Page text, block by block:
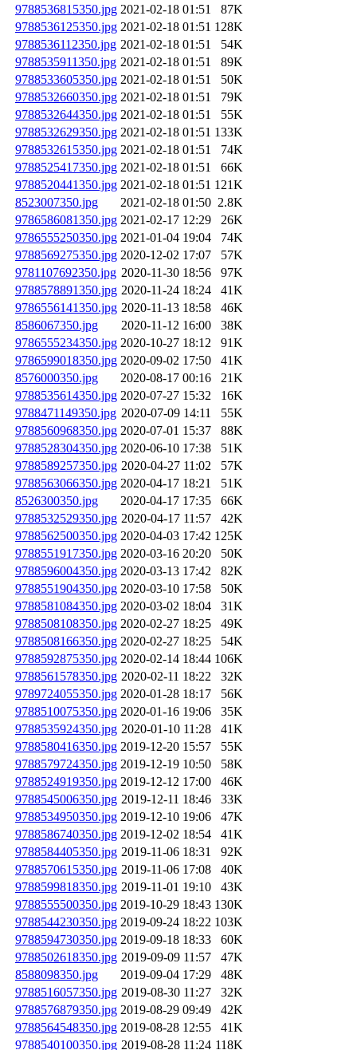
9788536815350.jpg 2021-02-18 01:51
87K
9788536125350.jpg 2021-02-18 01:51 128K
9788536112350.jpg 2021-02-18 01:51
54K
9788535911350.jpg 2021-02-18 01:51
89K
9788533605350.jpg 2021-02-18 01:51
50K
9788532660350.jpg 2021-02-18 01:51
79K
9788532644350.jpg 2021-02-18 01:51
55K
9788532629350.jpg 2021-02-18 01:51 133K
9788532615350.jpg 2021-02-18 01:51
74K
9788525417350.jpg 2021-02-18 01:51
66K
9788520441350.jpg 2021-02-18 01:51 121K
8523007350.jpg
2021-02-18 01:50 2.8K
9786586081350.jpg 2021-02-17 12:29
26K
9786555250350.jpg 2021-01-04 19:04
74K
9788569275350.jpg 2020-12-02 17:07
57K
9781107692350.jpg 2020-11-30 18:56
97K
9788578891350.jpg 2020-11-24 18:24
41K
9786556141350.jpg 2020-11-13 18:58
46K
8586067350.jpg
2020-11-12 16:00
38K
9786555234350.jpg 2020-10-27 18:12
91K
9786599018350.jpg 2020-09-02 17:50
41K
8576000350.jpg
2020-08-17 00:16
21K
9788535614350.jpg 2020-07-27 15:32
16K
9788471149350.jpg 2020-07-09 14:11
55K
9788560968350.jpg 2020-07-01 15:37
88K
9788528304350.jpg 2020-06-10 17:38
51K
9788589257350.jpg 2020-04-27 11:02
57K
9788563066350.jpg 2020-04-17 18:21
51K
8526300350.jpg
2020-04-17 17:35
66K
9788532529350.jpg 2020-04-17 11:57
42K
9788562500350.jpg 2020-04-03 17:42 125K
9788551917350.jpg 2020-03-16 20:20
50K
9788596004350.jpg 2020-03-13 17:42
82K
9788551904350.jpg 2020-03-10 17:58
50K
9788581084350.jpg 2020-03-02 18:04
31K
9788508108350.jpg 2020-02-27 18:25
49K
9788508166350.jpg 2020-02-27 18:25
54K
9788592875350.jpg 2020-02-14 18:44 106K
9788561578350.jpg 2020-02-11 18:22
32K
9789724055350.jpg 2020-01-28 18:17
56K
9788510075350.jpg 2020-01-16 19:06
35K
9788535924350.jpg 2020-01-10 11:28
41K
9788580416350.jpg 2019-12-20 15:57
55K
9788579724350.jpg 2019-12-19 10:50
58K
9788524919350.jpg 2019-12-12 17:00
46K
9788545006350.jpg 2019-12-11 18:46
33K
9788534950350.jpg 2019-12-10 19:06
47K
9788586740350.jpg 2019-12-02 18:54
41K
9788584405350.jpg 2019-11-06 18:31
92K
9788570615350.jpg 2019-11-06 17:08
40K
9788599818350.jpg 2019-11-01 19:10
43K
9788555500350.jpg 2019-10-29 18:43 130K
9788544230350.jpg 2019-09-24 18:22 103K
9788594730350.jpg 2019-09-18 18:33
60K
9788502618350.jpg 2019-09-09 11:57
47K
8588098350.jpg
2019-09-04 17:29
48K
9788516057350.jpg 2019-08-30 11:27
32K
9788576879350.jpg 2019-08-29 09:49
42K
9788564548350.jpg 2019-08-28 12:55
41K
9788540100350.jpg 2019-08-28 11:24 118K